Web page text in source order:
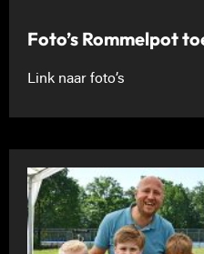
Foto’s Rommelpot
Link naar foto’s